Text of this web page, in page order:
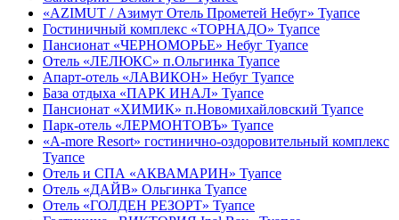
«AZIMUT / Азимут Отель Прометей Небуг» Туапсе
Гостиничный комплекс «ТОРНАДО» Туапсе
Пансионат «ЧЕРНОМОРЬЕ» Небуг Туапсе
Отель «ЛЕЛЮКС» п.Ольгинка Туапсе
Апарт-отель «ЛАВИКОН» Небуг Туапсе
База отдыха «ПАРК ИНАЛ» Туапсе
Пансионат «ХИМИК» п.Новомихайловский Туапсе
Парк-отель «ЛЕРМОНТОВЪ» Туапсе
«A-more Resort» гостинично-оздоровительный комплекс
Туапсе
Отель и СПА «АКВАМАРИН» Туапсе
Отель «ДАЙВ» Ольгинка Туапсе
Отель «ГОЛДЕН РЕЗОРТ» Туапсе